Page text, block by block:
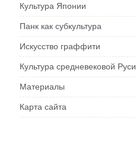
Культура Японии
Панк как субкультура
Искусство граффити
Культура средневековой Руси
Материалы
Карта сайта